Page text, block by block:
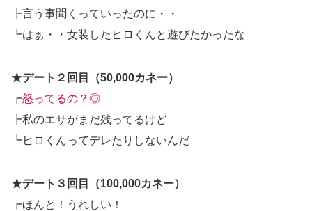
┣言う事聞くっていったのに・・
┗はぁ・・女装したヒロくんと遊びたかったな
★デート２回目（50,000カネー）
┏怒ってるの？◎
┣私のエサがまだ残ってるけど
┗ヒロくんってデレたりしないんだ
★デート３回目（100,000カネー）
┏ほんと！うれしい！